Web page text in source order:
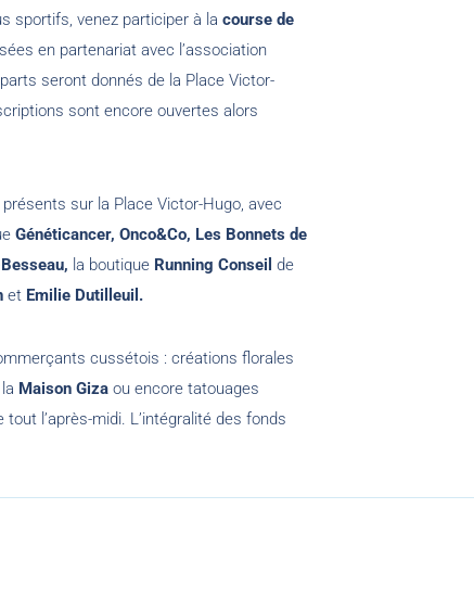
sportifs, venez participer à lacourse de
en partenariat avec l’association
seront donnés de la Place Victor-
sont encore ouvertes alors
sur la Place Victor-Hugo, avec
Généticancer, Onco&Co, Les Bonnets de
la boutique Running Conseil de
et Emilie Dutilleuil.
cussétois : créations florales
Maison Giza ou encore tatouages
l’après-midi. L’intégralité des fonds